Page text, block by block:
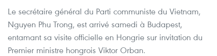
Le secrétaire général du Parti communiste du Vietnam,
Nguyen Phu Trong, est arrivé samedi à Budapest,
entamant sa visite officielle en Hongrie sur invitation du
Premier ministre hongrois Viktor Orban.